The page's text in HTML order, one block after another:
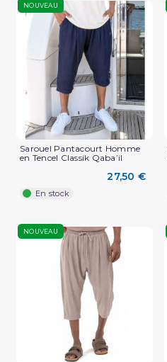
NOUVEAU
Sarouel Pantacourt Homme
en Tencel Classik Qaba’il
27,50 €
En stock
NOUVEAU